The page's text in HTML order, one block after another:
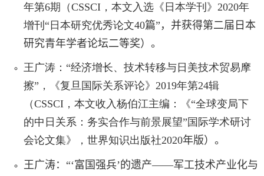
年第6期（CSSCI ，本文入选《日本学刊》 2020年
增刊“日本研究优秀论文40篇” ， 并获得第二届日本
研究青年学者论坛二等奖）。
王广涛：“经济增长、技术转移与日美技术贸易摩
擦”，《复旦国际关系评论》 2019年第24辑
（CSSCI ，本文收入杨伯江主编：《“全球变局下
的中日关系：务实合作与前景展望”国际学术研讨
会论文集》，世界知识出版社2020年版）。
王广涛：“‘富国强兵’的遗产——军工技术产业化与